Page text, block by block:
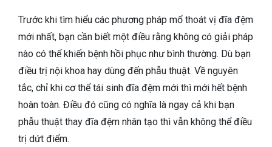
Trước khi tìm hiểu các phương pháp mổ thoát vị đĩa đệm
mới nhất, bạn cần biết một điều rằng không có giải pháp
nào có thể khiến bệnh hồi phục như bình thường. Dù bạn
điều trị nội khoa hay dùng đến phẫu thuật. Về nguyên
tắc, chỉ khi cơ thể tái sinh đĩa đệm mới thì mới hết bệnh
hoàn toàn. Điều đó cũng có nghĩa là ngay cả khi bạn
phẫu thuật thay đĩa đệm nhân tạo thì vẫn không thể điều
trị dứt điểm.